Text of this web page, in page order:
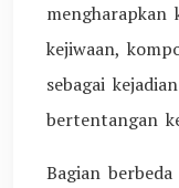
kejiwaan,
sebagai
bertentangan
Bagian